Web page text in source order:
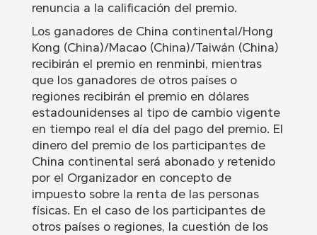
renuncia a la calificación del premio.
Los ganadores de China continental/Hong
Kong (China)/Macao (China)/Taiwán (China)
recibirán el premio en renminbi, mientras
que los ganadores de otros países o
regiones recibirán el premio en dólares
estadounidenses al tipo de cambio vigente
en tiempo real el día del pago del premio. El
dinero del premio de los participantes de
China continental será abonado y retenido
por el Organizador en concepto de
impuesto sobre la renta de las personas
físicas. En el caso de los participantes de
otros países o regiones, la cuestión de los